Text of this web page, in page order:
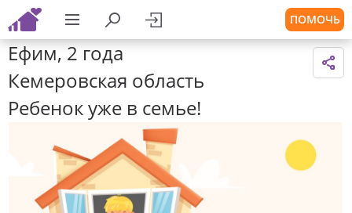
ПОМОЧЬ
Ефим, 2 года
Кемеровская область
Ребенок уже в семье!